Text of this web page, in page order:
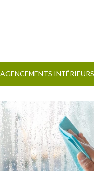
AGENCEMENTS INTÉRIEURS